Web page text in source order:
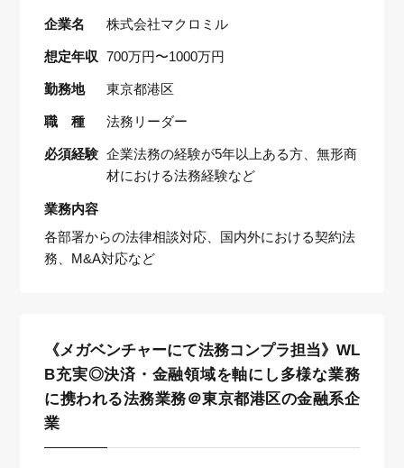
企業名 株式会社マクロミル
想定年収 700万円〜1000万円
勤務地 東京都港区
職 種 法務リーダー
必須経験 企業法務の経験が5年以上ある方、無形商
材における法務経験など
業務内容
各部署からの法律相談対応、国内外における契約法
務、M&A対応など
《メガベンチャーにて法務コンプラ担当》WL
B充実◎決済・金融領域を軸にし多様な業務
に携われる法務業務＠東京都港区の金融系企
業